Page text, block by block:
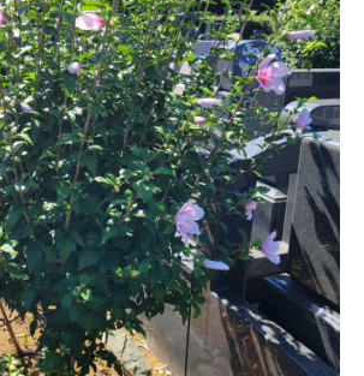
料請求で情報収集を徹底する方法
る墓石購入のポイント解説
お墓購入する際の契約ポイント解
の価格交渉で意識したいコツ
納骨費用の比較ポイントまとめ
類や素材選びの基礎知識
メンテナンス体制も重視しよう